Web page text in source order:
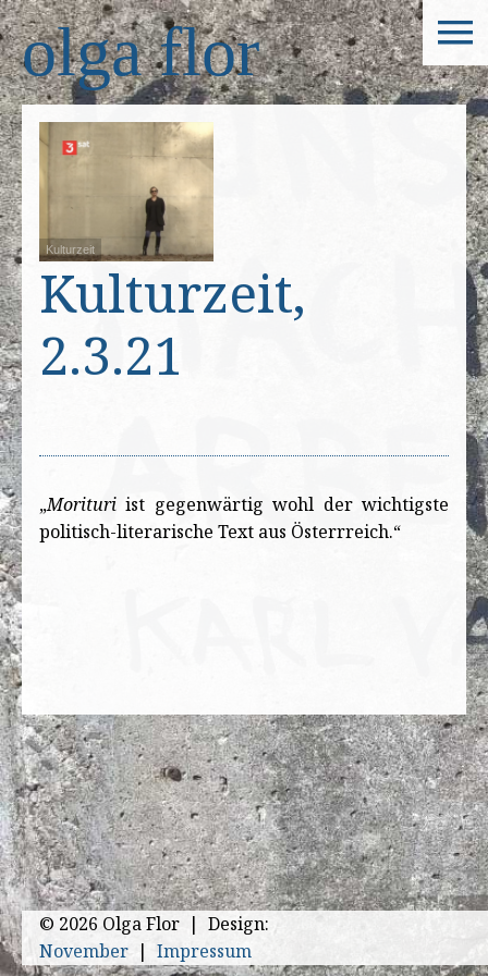
olga flor
Kulturzeit
Kulturzeit,
2.3.21
„Morituri ist gegenwärtig wohl der wichtigste
politisch-literarische Text aus Österrreich.“
© 2026 Olga Flor | Design:
November | Impressum